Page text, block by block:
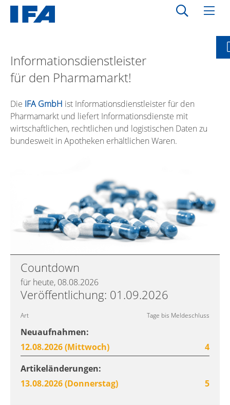
Informationsdienstleister
für den Pharmamarkt!
Die IFA GmbH ist Informationsdienstleister für den
Pharmamarkt und liefert Informationsdienste mit
wirtschaftlichen, rechtlichen und logistischen Daten zu
bundesweit in Apotheken erhältlichen Waren.
Countdown
für heute, 08.08.2026
Veröffentlichung: 01.09.2026
Art Tage bis Meldeschluss
Neuaufnahmen:
12.08.2026 (Mittwoch)
4
Artikeländerungen:
13.08.2026 (Donnerstag)
5